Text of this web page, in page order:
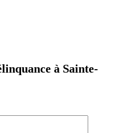
à Sainte-